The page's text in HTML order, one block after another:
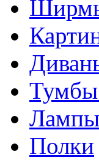
Тумбы
Лампы
Полки